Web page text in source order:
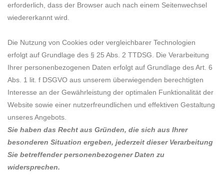
erforderlich, dass der Browser auch nach einem Seitenwechsel
wiedererkannt wird.
Die Nutzung von Cookies oder vergleichbarer Technologien
erfolgt auf Grundlage des § 25 Abs. 2 TTDSG. Die Verarbeitung
Ihrer personenbezogenen Daten erfolgt auf Grundlage des Art. 6
Abs. 1 lit. f DSGVO aus unserem überwiegenden berechtigten
Interesse an der Gewährleistung der optimalen Funktionalität der
Website sowie einer nutzerfreundlichen und effektiven Gestaltung
unseres Angebots.
Sie haben das Recht aus Gründen, die sich aus Ihrer
besonderen Situation ergeben, jederzeit dieser Verarbeitung
Sie betreffender personenbezogener Daten zu
widersprechen.